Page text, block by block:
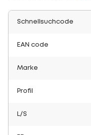
Schnellsuchcode
EAN code
Marke
Profil
L/S